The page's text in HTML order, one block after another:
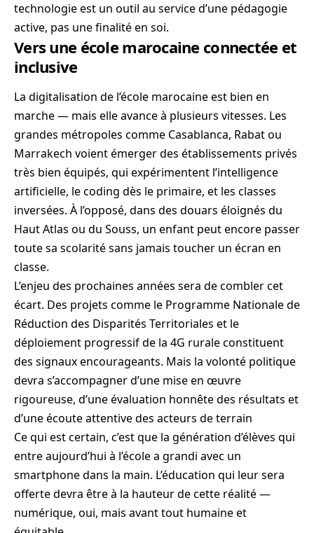
technologie est un outil au service d’une pédagogie
active, pas une finalité en soi.
Vers une école marocaine connectée et
inclusive
La digitalisation de l’école marocaine est bien en
marche — mais elle avance à plusieurs vitesses. Les
grandes métropoles comme Casablanca, Rabat ou
Marrakech voient émerger des établissements privés
très bien équipés, qui expérimentent l’intelligence
artificielle, le coding dès le primaire, et les classes
inversées. À l’opposé, dans des douars éloignés du
Haut Atlas ou du Souss, un enfant peut encore passer
toute sa scolarité sans jamais toucher un écran en
classe.
L’enjeu des prochaines années sera de combler cet
écart. Des projets comme le Programme Nationale de
Réduction des Disparités Territoriales et le
déploiement progressif de la 4G rurale constituent
des signaux encourageants. Mais la volonté politique
devra s’accompagner d’une mise en œuvre
rigoureuse, d’une évaluation honnête des résultats et
d’une écoute attentive des acteurs de terrain
Ce qui est certain, c’est que la génération d’élèves qui
entre aujourd’hui à l’école a grandi avec un
smartphone dans la main. L’éducation qui leur sera
offerte devra être à la hauteur de cette réalité —
numérique, oui, mais avant tout humaine et